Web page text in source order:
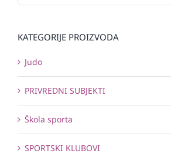
KATEGORIJE PROIZVODA
Judo
PRIVREDNI SUBJEKTI
Škola sporta
SPORTSKI KLUBOVI